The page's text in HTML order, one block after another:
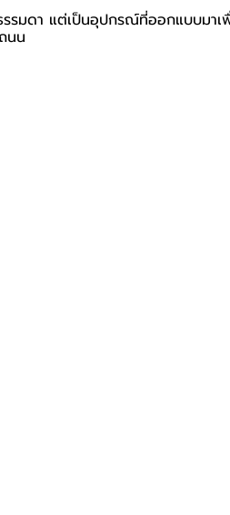
รมดา แต่เป็นอุปกรณ์ที่ออกแบบ
นน